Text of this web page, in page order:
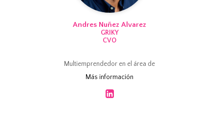
Andres Nuñez Alvarez
GRIKY
CVO
Multiemprendedor en el área de
superior. Apasionado por la
transformación digital universitaria
Más información